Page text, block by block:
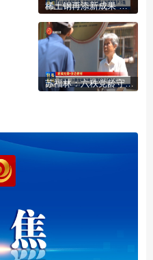
稀土钢再添新成果 包钢超高强稀土耐磨钢量产下线
苏福林：六秩党龄守初心 银发丹心暖人心